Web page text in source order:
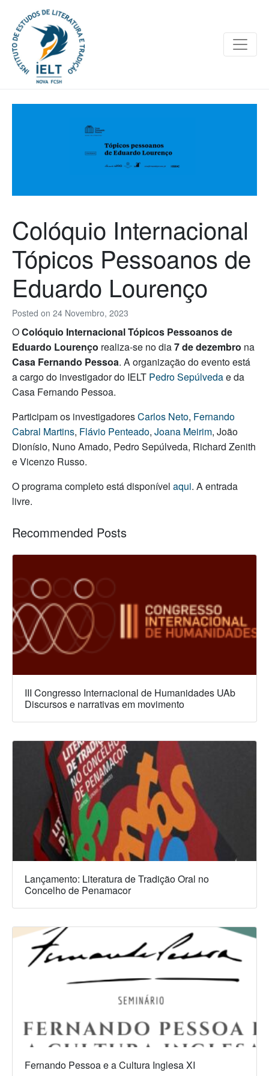
Posted on 24 Novembro, 2023
Colóquio Internacional
Tópicos Pessoanos de
Eduardo Lourenço
OColóquio Internacional Tópicos Pessoanos de
Eduardo Lourenço realiza-se no dia7 de dezembro na
Casa Fernando Pessoa. A organização do evento está
a cargo do investigador do IELT Pedro Sepúlvedae da
Casa Fernando Pessoa.
Participam os investigadoresCarlos Neto, Fernando
Cabral Martins, Flávio Penteado, Joana Meirim, João
Dionísio, Nuno Amado, Pedro Sepúlveda, Richard Zenith
e Vicenzo Russo.
O programa completo está disponível aqui. A entrada
livre.
Recommended Posts
III Congresso Internacional de Humanidades UAb
Discursos e narrativas em movimento
Lançamento: Literatura de Tradição Oral no
Concelho de Penamacor
Fernando Pessoa e a Cultura Inglesa XI